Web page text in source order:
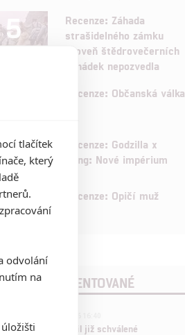
5
Recenze: Záhada
strašidelného zámku
úroveň štědrovečerních
pohádek nepozvedla
Recenze: Občanská válka
6
Recenze: Godzilla x
Kong: Nové impérium
8 Recenze: Opičí muž
KOMENTOVANÉ
nečekaně zrušil již schválené
tlačítek
který
odvolání
na